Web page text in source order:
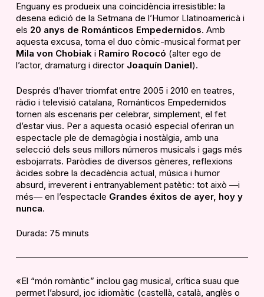
Enguany es produeix una coincidència irresistible: la
desena edició de la Setmana de l’Humor Llatinoamericà i
els 20 anys de Románticos Empedernidos. Amb
aquesta excusa, torna el duo còmic-musical format per
Mila von Chobiaki Ramiro Rococó (alter ego de
l’actor, dramaturg i director Joaquín Daniel).
Després d’haver triomfat entre 2005 i 2010 en teatres,
ràdio i televisió catalana, Románticos Empedernidos
tornen als escenaris per celebrar, simplement, el fet
d’estar vius. Per a aquesta ocasió especial oferiran un
espectacle ple de demagògia i nostàlgia, amb una
selecció dels seus millors números musicals i gags més
esbojarrats. Paròdies de diversos gèneres, reflexions
àcides sobre la decadència actual, música i humor
absurd, irreverent i entranyablement patètic: tot això —i
més— en l’espectacle Grandes éxitos de ayer, hoy y
nunca.
Durada: 75 minuts
«El “món romàntic” inclou gag musical, crítica suau que
permet l’absurd, joc idiomàtic (castellà, català, anglès o